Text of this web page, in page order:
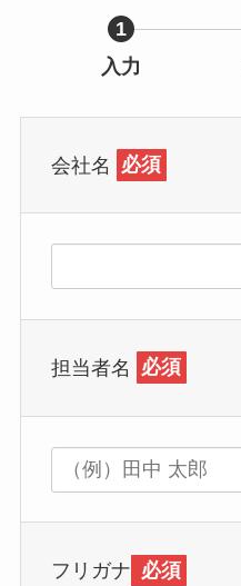
1
入力
会社名 必須
担当者名 必須
フリガナ 必須